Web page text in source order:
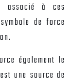
associé à ces
de force
également le
une source de